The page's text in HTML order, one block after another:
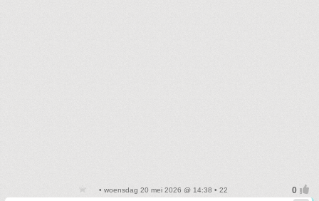
• woensdag 20 mei 2026 @ 14:38 • 22